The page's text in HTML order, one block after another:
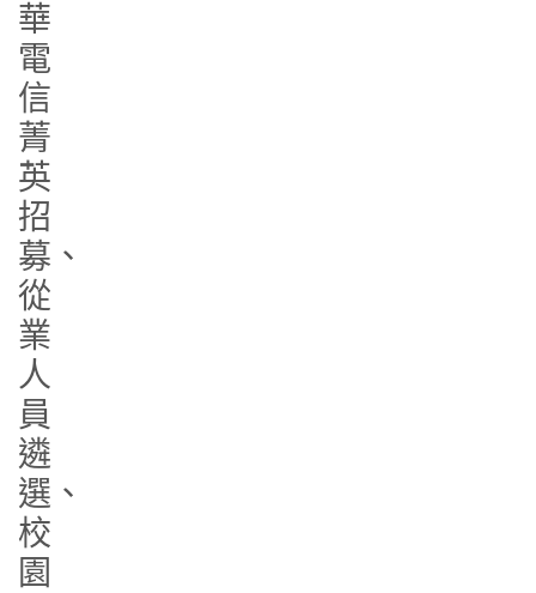
華
電
信
菁
英
招
募、
從
業
人
員
遴
選、
校
園